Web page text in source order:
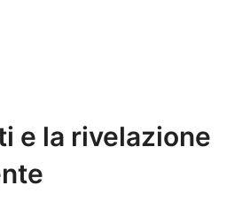
e la rivelazione